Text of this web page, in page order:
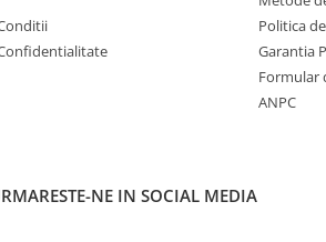
si polish
Politica
Garantia
Formular
ANPC
NE IN SOCIAL MEDIA